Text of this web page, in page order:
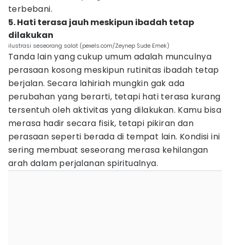
terbebani.
5. Hati terasa jauh meskipun ibadah tetap
dilakukan
ilustrasi seseorang salat (pexels.com/Zeynep Sude Emek)
Tanda lain yang cukup umum adalah munculnya
perasaan kosong meskipun rutinitas ibadah tetap
berjalan. Secara lahiriah mungkin gak ada
perubahan yang berarti, tetapi hati terasa kurang
tersentuh oleh aktivitas yang dilakukan. Kamu bisa
merasa hadir secara fisik, tetapi pikiran dan
perasaan seperti berada di tempat lain. Kondisi ini
sering membuat seseorang merasa kehilangan
arah dalam perjalanan spiritualnya.